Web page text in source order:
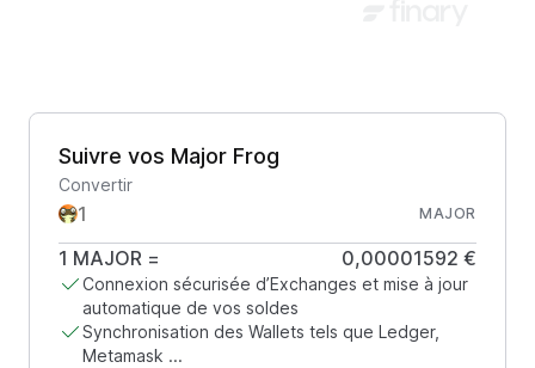
Suivre vos Major Frog
Convertir
MAJOR
1 MAJOR = 0,00001592 €
Connexion sécurisée d’Exchanges et mise à jour
automatique de vos soldes
Synchronisation des Wallets tels que Ledger,
Metamask ...